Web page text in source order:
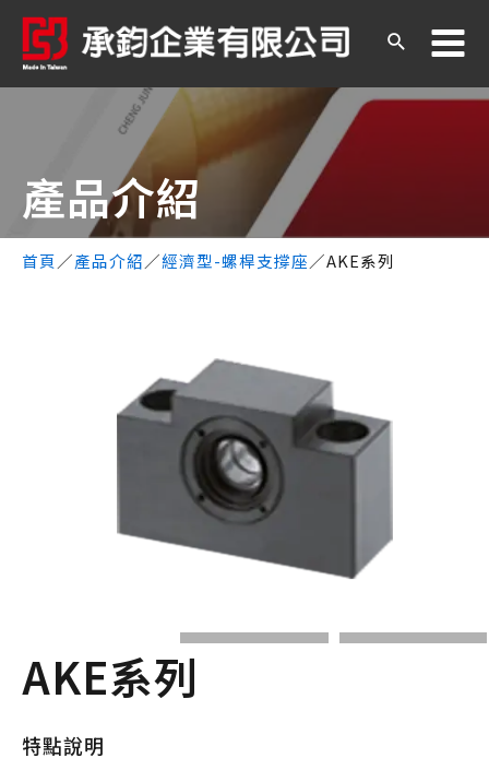
產品介紹​
首頁／產品介紹／經濟型-螺桿支撐座／AKE系列
AKE系列
特點說明